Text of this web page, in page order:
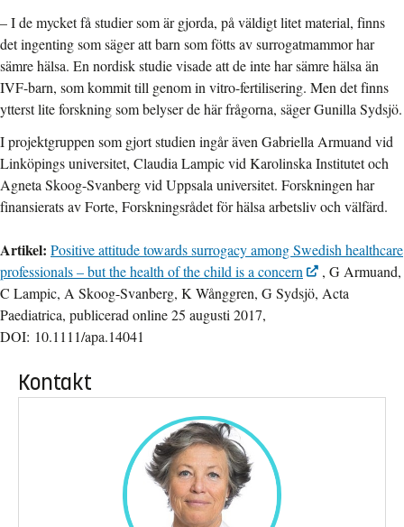
– I de mycket få studier som är gjorda, på väldigt litet material, finns
det ingenting som säger att barn som fötts av surrogatmammor har
sämre hälsa. En nordisk studie visade att de inte har sämre hälsa än
IVF-barn, som kommit till genom in vitro-fertilisering. Men det finns
ytterst lite forskning som belyser de här frågorna, säger Gunilla Sydsjö.
I projektgruppen som gjort studien ingår även Gabriella Armuand vid
Linköpings universitet, Claudia Lampic vid Karolinska Institutet och
Agneta Skoog-Svanberg vid Uppsala universitet. Forskningen har
finansierats av Forte, Forskningsrådet för hälsa arbetsliv och välfärd.
Artikel: Positive attitude towards surrogacy among Swedish healthcare
professionals – but the health of the child is a concern
, G Armuand,
C Lampic, A Skoog-Svanberg, K Wånggren, G Sydsjö, Acta
Paediatrica, publicerad online 25 augusti 2017,
DOI: 10.1111/apa.14041
Kontakt